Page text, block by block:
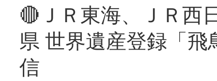
🔴ＪＲ東海、ＪＲ西
県 世界遺産登録「
信